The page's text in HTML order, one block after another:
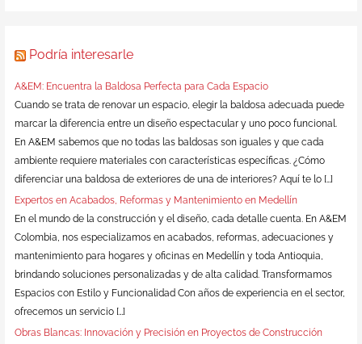
Podría interesarle
A&EM: Encuentra la Baldosa Perfecta para Cada Espacio
Cuando se trata de renovar un espacio, elegir la baldosa adecuada puede
marcar la diferencia entre un diseño espectacular y uno poco funcional.
En A&EM sabemos que no todas las baldosas son iguales y que cada
ambiente requiere materiales con características específicas. ¿Cómo
diferenciar una baldosa de exteriores de una de interiores? Aquí te lo […]
Expertos en Acabados, Reformas y Mantenimiento en Medellín
En el mundo de la construcción y el diseño, cada detalle cuenta. En A&EM
Colombia, nos especializamos en acabados, reformas, adecuaciones y
mantenimiento para hogares y oficinas en Medellín y toda Antioquia,
brindando soluciones personalizadas y de alta calidad. Transformamos
Espacios con Estilo y Funcionalidad Con años de experiencia en el sector,
ofrecemos un servicio […]
Obras Blancas: Innovación y Precisión en Proyectos de Construcción